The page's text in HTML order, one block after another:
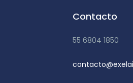
Contacto
55 6804 1850